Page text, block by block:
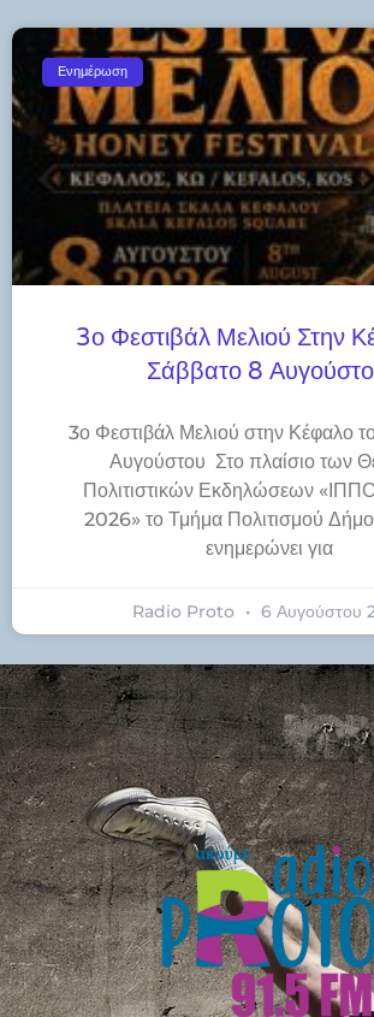
Ενημέρωση
3ο Φεστιβάλ Μελιού Στην
Σάββατο 8
3ο Φεστιβάλ Μελιού στην Κέφαλο
Αυγούστου Στο πλαίσιο των
Πολιτιστικών Εκδηλώσεων
2026» το Τμήμα Πολιτισμού
ενημερώνει για
Radio Proto 6 Αυγούστου